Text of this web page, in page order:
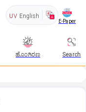
UV English
E-Paper
ಹೊಂಗಿರಣ Search